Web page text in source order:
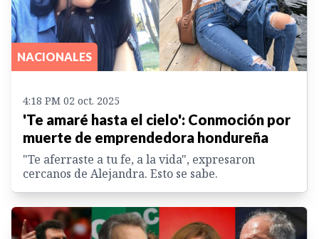
NACIONALES
4:18 PM 02 oct. 2025
'Te amaré hasta el cielo': Conmoción por
muerte de emprendedora hondureña
"Te aferraste a tu fe, a la vida", expresaron
cercanos de Alejandra. Esto se sabe.